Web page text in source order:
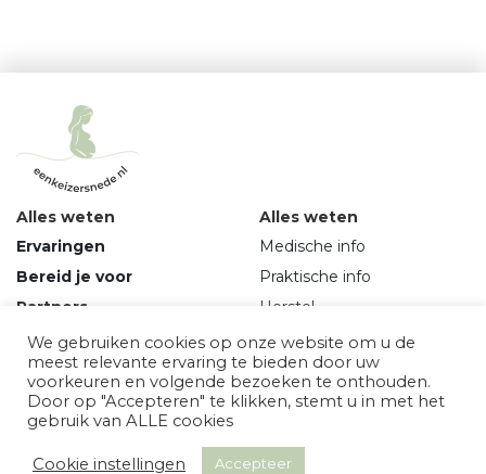
Alles weten
Ervaringen
Bereid je voor
Partners
Over ons
Vragen en contact
Alles weten
Medische info
Praktische info
Herstel
Mindset
© eenkeizersnede.nl 2026
We gebruiken cookies op onze website om u de
meest relevante ervaring te bieden door uw
voorkeuren en volgende bezoeken te onthouden.
Door op "Accepteren" te klikken, stemt u in met het
gebruik van ALLE cookies
Cookie instellingen Accepteer